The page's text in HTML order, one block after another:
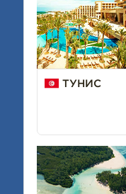
ТУНИС